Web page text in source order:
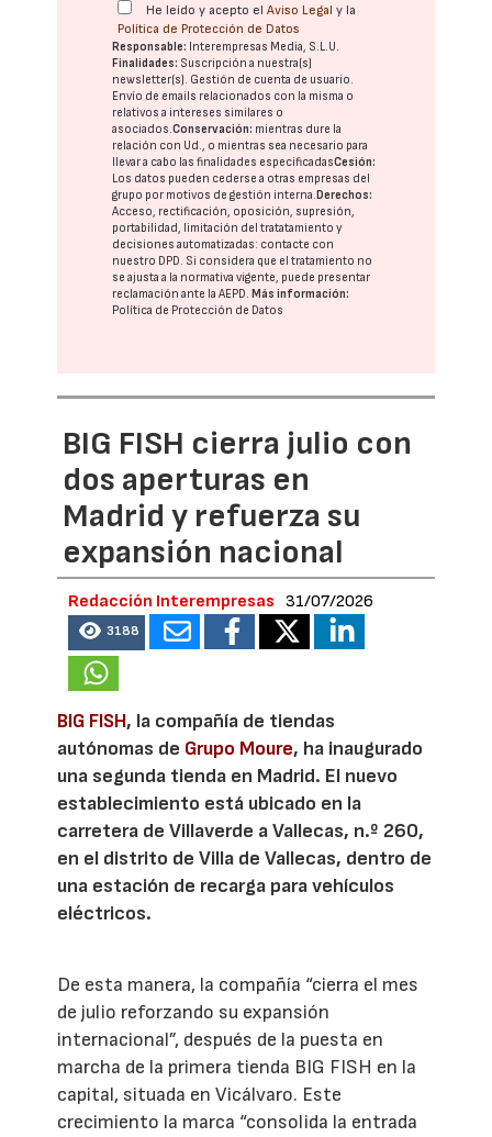
He leído y acepto elAviso Legal y la
Política de Protección de Datos
Responsable: Interempresas Media, S.L.U.
Finalidades: Suscripción a nuestra(s)
newsletter(s). Gestión de cuenta de usuario.
Envío de emails relacionados con la misma o
relativos a intereses similares o
asociados.Conservación: mientras dure la
relación con Ud., o mientras sea necesario para
llevar a cabo las finalidades especificadasCesión:
Los datos pueden cederse a otras empresas del
grupo por motivos de gestión interna.Derechos:
Acceso, rectificación, oposición, supresión,
portabilidad, limitación del tratatamiento y
decisiones automatizadas: contacte con
nuestro DPD. Si considera que el tratamiento no
se ajusta a la normativa vigente, puede presentar
reclamación ante laAEPD.Más información:
Política de Protección de Datos
BIG FISH cierra julio con
dos aperturas en
Madrid y refuerza su
expansión nacional
Redacción Interempresas 31/07/2026
3188
BIG FISH, la compañía de tiendas
autónomas de Grupo Moure, ha inaugurado
una segunda tienda en Madrid. El nuevo
establecimiento está ubicado en la
carretera de Villaverde a Vallecas, n.º 260,
en el distrito de Villa de Vallecas, dentro de
una estación de recarga para vehículos
eléctricos.
De esta manera, la compañía “cierra el mes
de julio reforzando su expansión
internacional”, después de la puesta en
marcha de la primera tienda BIG FISH en la
capital, situada en Vicálvaro. Este
crecimiento la marca “consolida la entrada